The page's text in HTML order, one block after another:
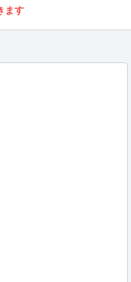
ます